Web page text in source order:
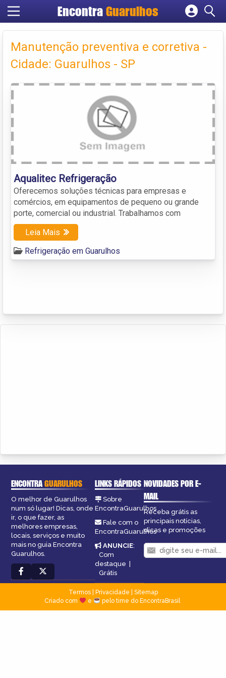
Encontra Guarulhos
Cadastrar empresa
Criar conta
Manutenção preventiva e corretiva -
Cidade: Guarulhos - SP
Aqualitec Refrigeração
Oferecemos soluções técnicas para empresas e
comércios, em equipamentos de pequeno ou grande
porte, comercial ou industrial. Trabalhamos com
Leia Mais
Refrigeração em Guarulhos
ENCONTRAGUARULHOS
O melhor de Guarulhos
num só lugar! Dicas, onde
ir, o que fazer, as
melhores empresas,
locais, serviços e muito
mais no guia Encontra
Guarulhos.
LINKS RÁPIDOS
Sobre
EncontraGuarulhos
Fale com o
EncontraGuarulhos
ANUNCIE:
Com
destaque |
Grátis
NOVIDADES POR E-
MAIL
Receba grátis as
principais notícias,
dicas e promoções
Termos| Privacidade
Sitemap
Criado com
e pelo time do EncontraBrasil